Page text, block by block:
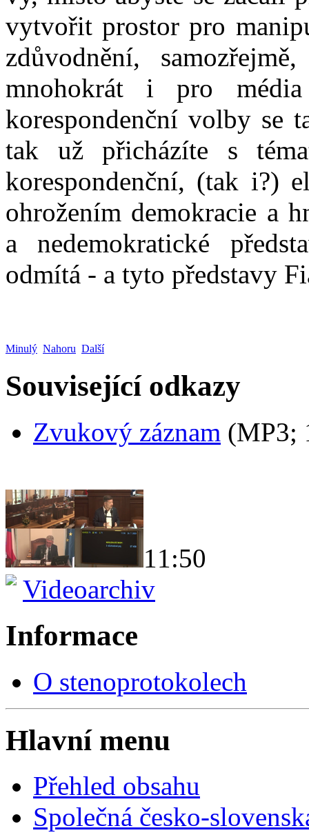
vytvořit prostor pro
zdůvodnění,
mnohokrát i pro
korespondenční volby se
tak už přicházíte s
korespondenční, (tak i?)
ohrožením demokracie a
a nedemokratické
odmítá - a tyto představy
Minulý Nahoru Další
Související odkazy
Zvukový záznam (MP3;
11:50
Videoarchiv
Informace
O stenoprotokolech
Hlavní menu
Přehled obsahu
Společná česko-